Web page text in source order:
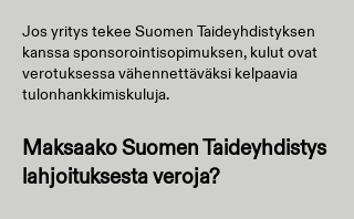
Jos yritys tekee Suomen Taideyhdistyksen
kanssa sponsorointisopimuksen, kulut ovat
verotuksessa vähennettäväksi kelpaavia
tulonhankkimiskuluja.
Maksaako Suomen Taideyhdistys
lahjoituksesta veroja?